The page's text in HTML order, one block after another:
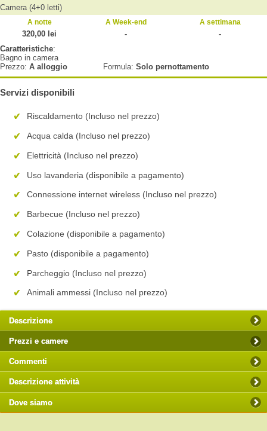
Camera (4+0 letti)
A notte A Week-end A settimana
320,00 lei -
-
Caratteristiche:
Bagno in camera
Prezzo: A alloggio Formula: Solo pernottamento
Servizi disponibili
Riscaldamento (Incluso nel prezzo)
Acqua calda (Incluso nel prezzo)
Elettricità (Incluso nel prezzo)
Uso lavanderia (disponibile a pagamento)
Connessione internet wireless (Incluso nel prezzo)
Barbecue (Incluso nel prezzo)
Colazione (disponibile a pagamento)
Pasto (disponibile a pagamento)
Parcheggio (Incluso nel prezzo)
Animali ammessi (Incluso nel prezzo)
Descrizione
Prezzi e camere
Commenti
Descrizione attività
Dove siamo